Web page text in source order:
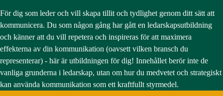
För dig som leder och vill skapa tillit och tydlighet genom ditt sätt att
kommunicera. Du som någon gång har gått en ledarskapsutbildning
och känner att du vill repetera och inspireras för att maximera
effekterna av din kommunikation (oavsett vilken bransch du
representerar) - här är utbildningen för dig! Innehållet berör inte de
vanliga grunderna i ledarskap, utan om hur du medvetet och strategiskt
kan använda kommunikation som ett kraftfullt styrmedel.